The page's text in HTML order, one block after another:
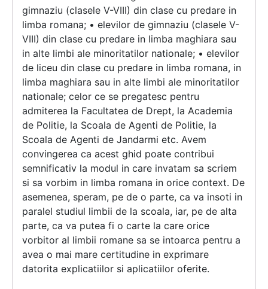
gimnaziu (clasele V-VIII) din clase cu predare in
limba romana; • elevilor de gimnaziu (clasele V-
VIII) din clase cu predare in limba maghiara sau
in alte limbi ale minoritatilor nationale; • elevilor
de liceu din clase cu predare in limba romana, in
limba maghiara sau in alte limbi ale minoritatilor
nationale; celor ce se pregatesc pentru
admiterea la Facultatea de Drept, la Academia
de Politie, la Scoala de Agenti de Politie, la
Scoala de Agenti de Jandarmi etc. Avem
convingerea ca acest ghid poate contribui
semnificativ la modul in care invatam sa scriem
si sa vorbim in limba romana in orice context. De
asemenea, speram, pe de o parte, ca va insoti in
paralel studiul limbii de la scoala, iar, pe de alta
parte, ca va putea fi o carte la care orice
vorbitor al limbii romane sa se intoarca pentru a
avea o mai mare certitudine in exprimare
datorita explicatiilor si aplicatiilor oferite.